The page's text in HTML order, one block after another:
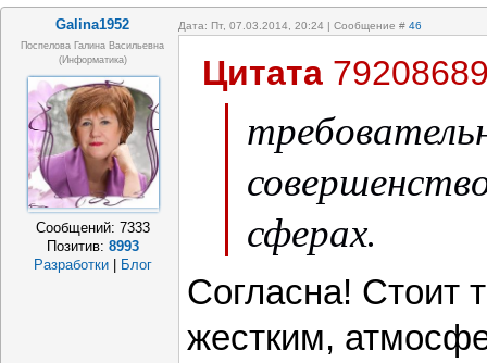
Galina1952 Дата: Пт, 07.03.2014, 20:24 | Сообщение # 46
Поспелова Галина Васильевна
(информатика)
Сообщений: 7333
Позитив: 8993
Разработки
Блог
Цитата
сферах.
Согласна! Стоит
жестким,